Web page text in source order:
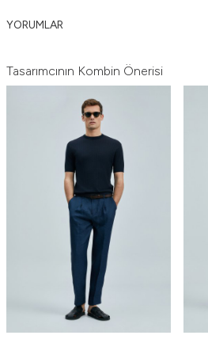
YORUMLAR
Tasarımcının Kombin Önerisi